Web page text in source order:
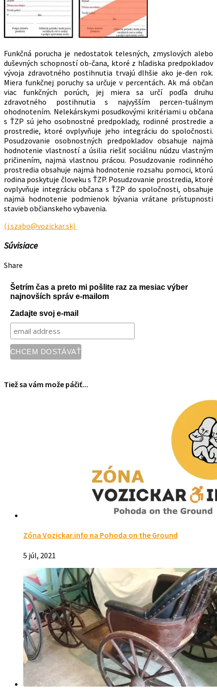
Funkčná porucha je nedostatok telesných, zmyslových alebo
duševných schopností ob-čana, ktoré z hľadiska predpokladov
vývoja zdravotného postihnutia trvajú dlhšie ako je-den rok.
Miera funkčnej poruchy sa určuje v percentách. Ak má občan
viac funkčných porúch, jej miera sa určí podľa druhu
zdravotného postihnutia s najvyšším percen-tuálnym
ohodnotením. Nelekárskymi posudkovými kritériami u občana
s ŤZP sú jeho osobnostné predpoklady, rodinné prostredie a
prostredie, ktoré ovplyvňuje jeho integráciu do spoločnosti.
Posudzovanie osobnostných predpokladov obsahuje najmä
hodnotenie vlastností a úsilia riešiť sociálnu núdzu vlastným
pričinením, najmä vlastnou prácou. Posudzovanie rodinného
prostredia obsahuje najmä hodnotenie rozsahu pomoci, ktorú
rodina poskytuje človeku s ŤZP. Posudzovanie prostredia, ktoré
ovplyvňuje integráciu občana s ŤZP do spoločnosti, obsahuje
najmä hodnotenie podmienok bývania vrátane prístupnosti
stavieb občianskeho vybavenia.
(j.szabo@vozickar.sk)
Súvisiace
Share
Šetrím čas a preto mi pošlite raz za mesiac výber
najnovších správ e-mailom
Zadajte svoj e-mail
Tiež sa vám može páčiť...
Zóna Vozickar.info na Pohoda on the Ground
5 júl, 2021